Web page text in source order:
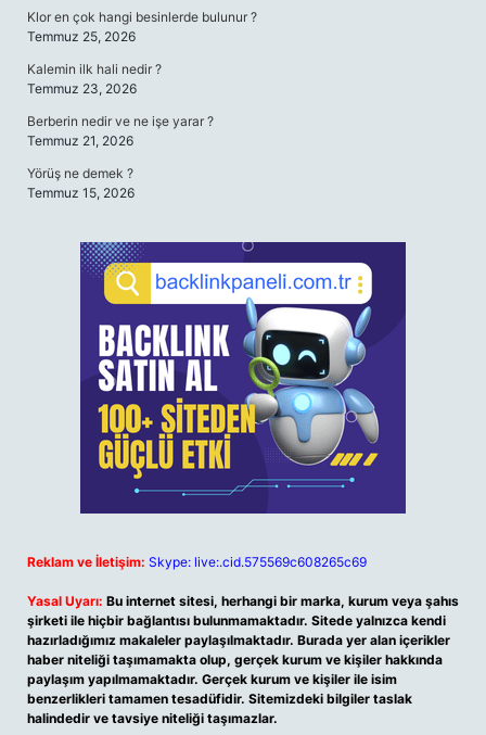
Klor en çok hangi besinlerde bulunur ?
Temmuz 25, 2026
Kalemin ilk hali nedir ?
Temmuz 23, 2026
Berberin nedir ve ne işe yarar ?
Temmuz 21, 2026
Yörüş ne demek ?
Temmuz 15, 2026
Reklam ve İletişim: Skype: live:.cid.575569c608265c69
Yasal Uyarı: Bu internet sitesi, herhangi bir marka, kurum veya şahıs
şirketi ile hiçbir bağlantısı bulunmamaktadır. Sitede yalnızca kendi
hazırladığımız makaleler paylaşılmaktadır. Burada yer alan içerikler
haber niteliği taşımamakta olup, gerçek kurum ve kişiler hakkında
paylaşım yapılmamaktadır. Gerçek kurum ve kişiler ile isim
benzerlikleri tamamen tesadüfidir. Sitemizdeki bilgiler taslak
halindedir ve tavsiye niteliği taşımazlar.